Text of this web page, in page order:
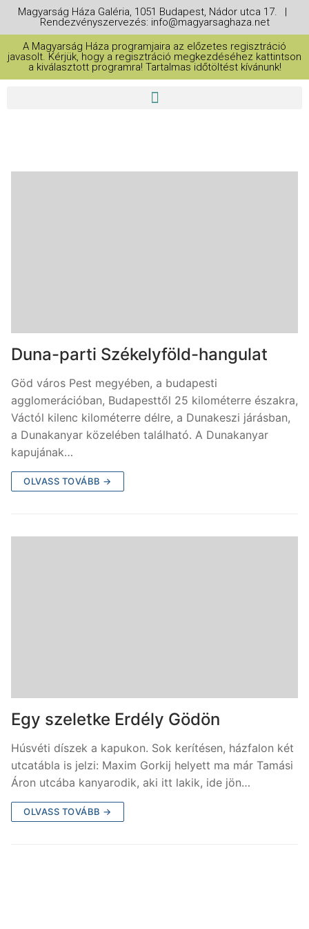
Magyarság Háza Galéria, 1051 Budapest, Nádor utca 17. |
Rendezvényszervezés: info@magyarsaghaza.net
A Magyarság Háza programjaira az előzetes regisztráció
javasolt. Kérjük, hogy a regisztráció megkezdéséhez kattintson
a kiválasztott programra! Tartalmas időtöltést kívánunk!
Duna-parti Székelyföld-hangulat
Göd város Pest megyében, a budapesti
agglomerációban, Budapesttől 25 kilométerre északra,
Váctól kilenc kilométerre délre, a Dunakeszi járásban,
a Dunakanyar közelében található. A Dunakanyar
kapujának…
OLVASS TOVÁBB →
Egy szeletke Erdély Gödön
Húsvéti díszek a kapukon. Sok kerítésen, házfalon két
utcatábla is jelzi: Maxim Gorkij helyett ma már Tamási
Áron utcába kanyarodik, aki itt lakik, ide jön…
OLVASS TOVÁBB →